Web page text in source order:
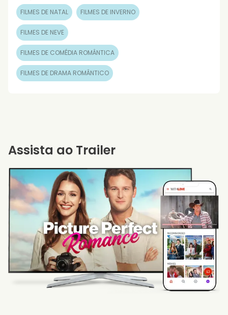
FILMES DE NATAL FILMES DE INVERNO
FILMES DE NEVE
FILMES DE COMÉDIA ROMÂNTICA
FILMES DE DRAMA ROMÂNTICO
Assista ao Trailer